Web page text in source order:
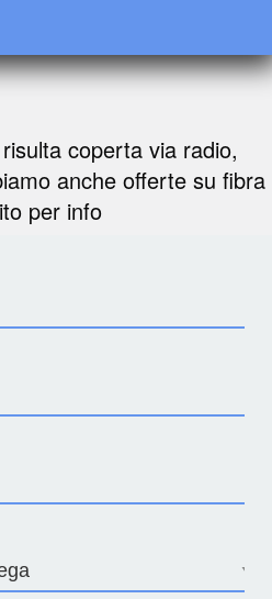
coperta via radio,
anche offerte su fibra
per info